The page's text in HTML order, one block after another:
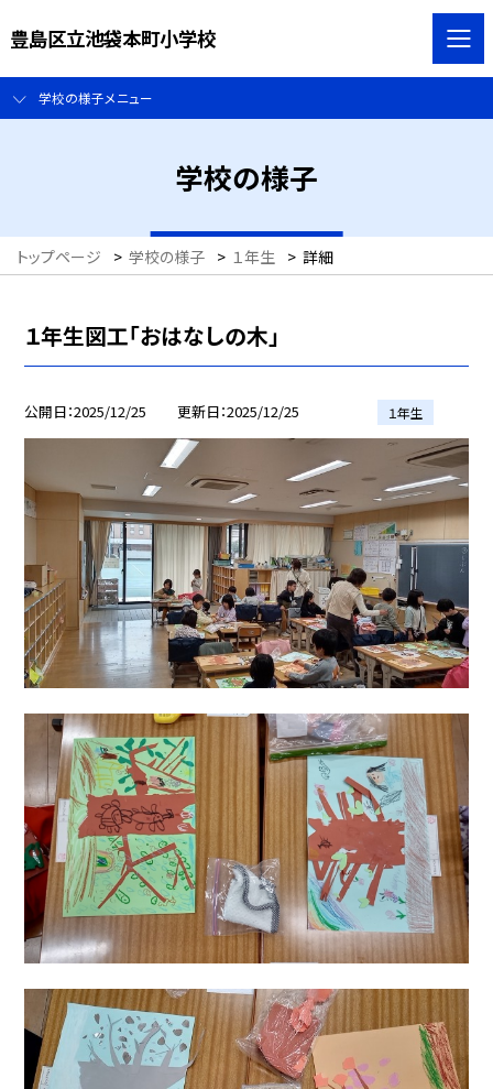
豊島区立池袋本町小学校
学校の様子メニュー
学校の様子
トップページ > 学校の様子 > １年生 > 詳細
１年生図工「おはなしの木」
公開日 2025/12/25 更新日 2025/12/25 １年生